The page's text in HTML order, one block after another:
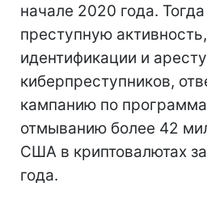
начале 2020 года.
преступную
идентификации и
киберпреступников,
кампанию по
отмыванию более 42
США в криптовалютах
года.